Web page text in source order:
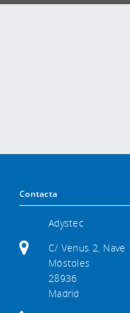
Contacta
Adystec
C/ Venus 2, Nave
Móstoles
28936
Madrid